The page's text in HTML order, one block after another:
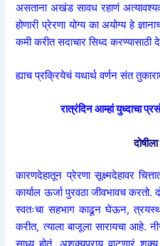
असताना अखंड सावध रहाणं
होणारी प्रेरणा योग्य का अयोग्य हे
कमी करीत सदाचार सिध्द करण्यासाठी
ह्याच प्रक्रियेचं यथार्थ वर्णन संत
रात्रंदिन आम्हां युध्दाचा
कारणदेहातून प्रेरणा सूक्ष्मदेहावर
कार्याल ऊर्जा पुरवठा जीवभावच करतो.
स्वतःचा सहभाग काढून घेऊन,
करीत, त्याला बाजूला सारायचा आहे.